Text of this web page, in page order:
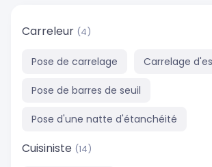
Carreleur (4)
Pose de carrelage Carrelage
Pose de barres de seuil
Pose d'une natte d'étanchéité
Cuisiniste (14)